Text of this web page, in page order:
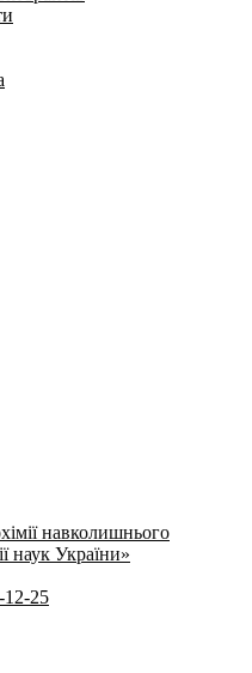
навколишнього
наук України»
12-25